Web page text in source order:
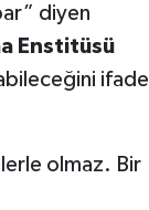
diyen
Enstitüsü
ifade
olmaz. Bir